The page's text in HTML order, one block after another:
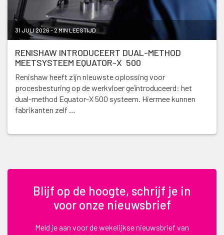
31 JULI 2026 - 2 MIN LEESTIJD
RENISHAW INTRODUCEERT DUAL-METHOD
MEETSYSTEEM EQUATOR-X 500
Renishaw heeft zijn nieuwste oplossing voor
procesbesturing op de werkvloer geïntroduceerd: het
dual-method Equator-X 500 systeem. Hiermee kunnen
fabrikanten zelf …
Blijf op de hoogte, schrijf je in
voor onze nieuwsbrief
Meld je aan voor de wekelijkse nieuwsbrief van